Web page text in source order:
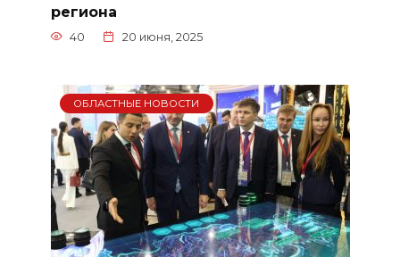
региона
40 20 июня, 2025
ОБЛАСТНЫЕ НОВОСТИ